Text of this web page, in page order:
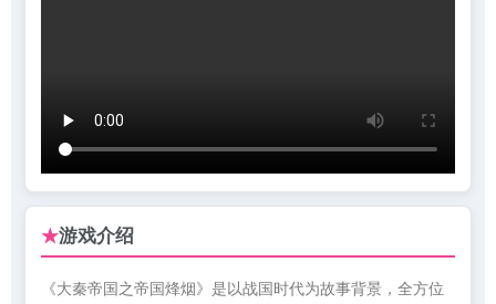
★游戏介绍
《大秦帝国之帝国烽烟》是以战国时代为故事背景，全方位